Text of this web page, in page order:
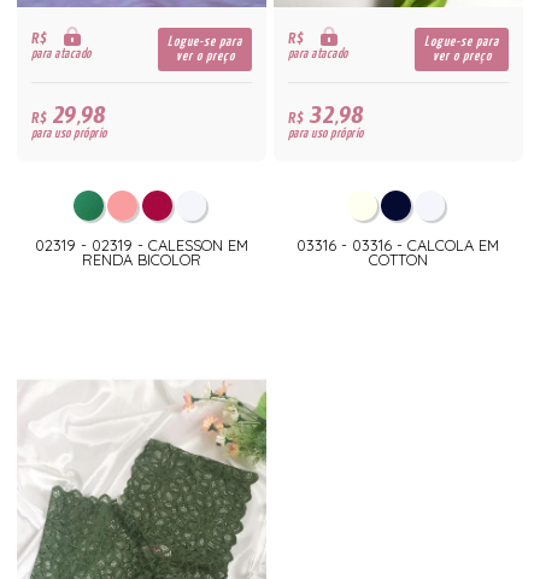
R$
para atacado
Logue-se para
ver o preço
R$29,98
para uso próprio
02319 - 02319 - CALESSON EM
RENDA BICOLOR
R$
para atacado
Logue-se para
ver o preço
R$32,98
para uso próprio
03316 - 03316 - CALCOLA EM
COTTON